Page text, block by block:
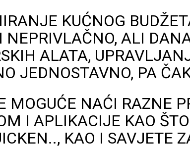
KUĆNOG
ALI
ALATA,
JEDNOSTAVNO, PA
MOGUĆE NAĆI RAZNE
I APLIKACIJE KAO
KAO I SAVJETE